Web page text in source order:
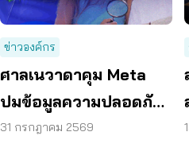
ข่าวองค์กร
ศาลเนวาดาคุม Meta
ปมข้อมูลความปลอดภัย
ต่อเด็กบนเมสเซนเจอร์
31 กรกฎาคม 2569